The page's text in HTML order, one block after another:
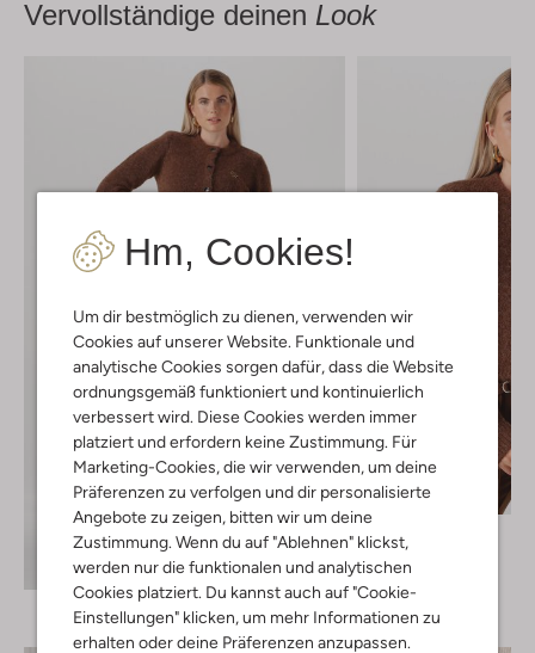
Hm, Cookies!
Um dir bestmöglich zu dienen, verwenden wir
Cookies auf unserer Website. Funktionale und
analytische Cookies sorgen dafür, dass die Website
ordnungsgemäß funktioniert und kontinuierlich
verbessert wird. Diese Cookies werden immer
platziert und erfordern keine Zustimmung. Für
Marketing-Cookies, die wir verwenden, um deine
Präferenzen zu verfolgen und dir personalisierte
Angebote zu zeigen, bitten wir um deine
Zustimmung. Wenn du auf "Ablehnen" klickst,
werden nur die funktionalen und analytischen
Cookies platziert. Du kannst auch auf "Cookie-
Einstellungen" klicken, um mehr Informationen zu
erhalten oder deine Präferenzen anzupassen.
Vervollständige deinen Look
Entdecke den Look
Letzte Größen
Josh V
Cardigans
€ 159,99